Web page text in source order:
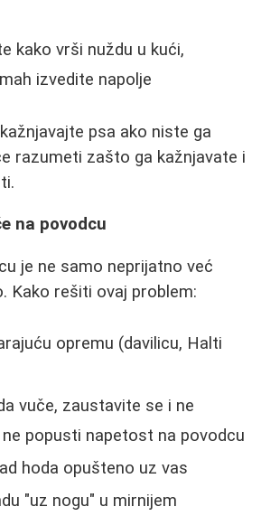
kako vrši nuždu u kući,
izvedite napolje
psa ako niste ga
razumeti zašto ga kažnjavate i
na povodcu
je ne samo neprijatno već
Kako rešiti ovaj problem:
opremu (davilicu, Halti
vuče, zaustavite se i ne
popusti napetost na povodcu
hoda opušteno uz vas
"uz nogu" u mirnijem